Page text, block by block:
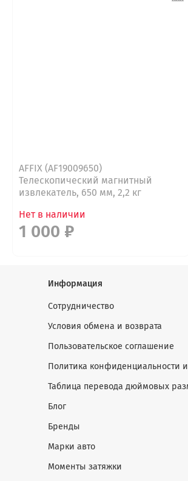
AFFIX (AF19009650)
Телескопический магнитный
извлекатель, 650 мм, 2,2 кг
Нет в наличии
1 000 ₽
Информация
Сотрудничество
Условия обмена и возврата
Пользовательское соглашение
Политика конфиденциальности
Таблица перевода дюймовых
Блог
Бренды
Марки авто
Моменты затяжки